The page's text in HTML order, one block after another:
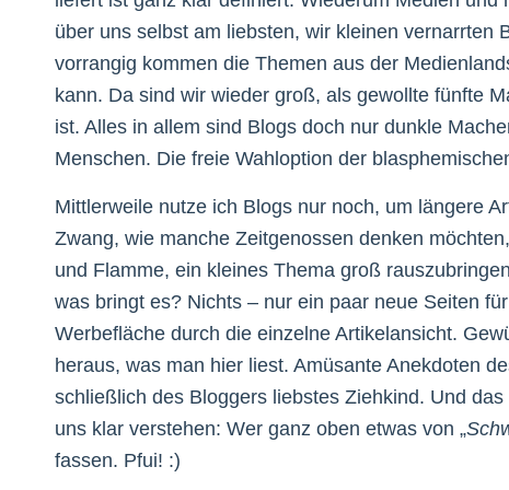
über uns selbst am liebsten, wir kleinen vernarrten
vorrangig kommen die Themen aus der
kann. Da sind wir wieder groß, als gewollte fünfte
ist. Alles in allem sind Blogs doch nur dunkle
Menschen. Die freie Wahloption der
Mittlerweile nutze ich Blogs nur noch, um längere
Zwang, wie manche Zeitgenossen denken
und Flamme, ein kleines Thema groß
was bringt es? Nichts – nur ein paar neue Seiten
Werbefläche durch die einzelne Artikelansicht.
heraus, was man hier liest. Amüsante Anekdoten
schließlich des Bloggers liebstes Ziehkind. Und
uns klar verstehen: Wer ganz oben etwas von „
fassen. Pfui! :)